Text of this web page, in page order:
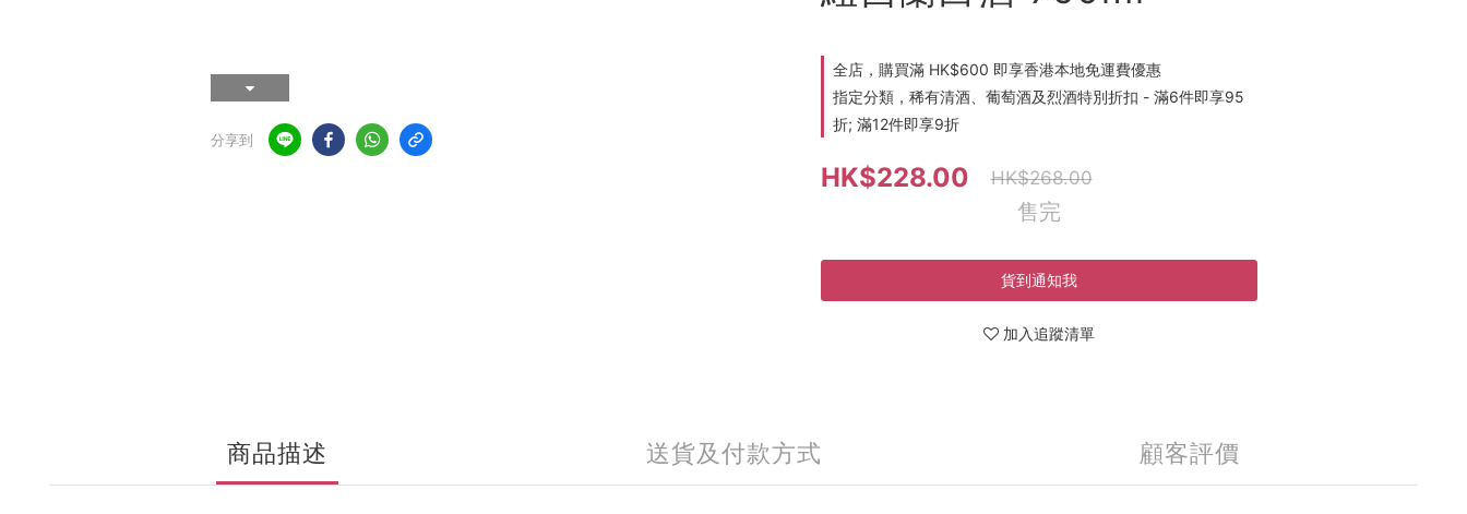
分享到
全店，購買滿 HK$600 即享香港本地免運費優惠
指定分類，稀有清酒、葡萄酒及烈酒特別折扣 - 滿6件即享95
折; 滿12件即享9折
HK$228.00 HK$268.00
售完
貨到通知我
加入追蹤清單
商品描述 送貨及付款方式 顧客評價